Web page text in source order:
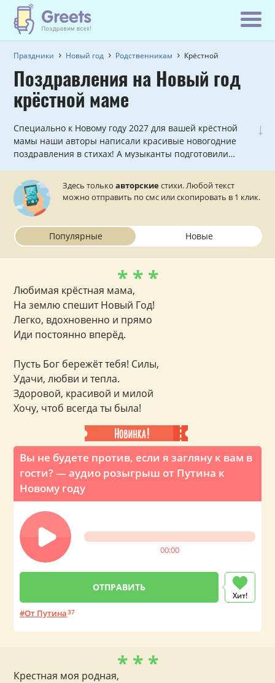
Праздники Новый год Родственникам Крёстной
Поздравления на Новый год
крёстной маме
↓
Специально к Новому году 2027 для вашей крёстной
мамы наши авторы написали красивые новогодние
поздравления в стихах! А музыканты подготовили
можно отправить на телефон.
Здесь толькоавторские стихи. Любой текст
можно отправить по смс или скопировать в 1 клик.
Популярные Новые
Вы не будете против, если я загляну к вам в
гости? — аудио розыгрыш от Путина к
Новому году
00:00
Хит!
От Путина37
* * *
Любимая крёстная мама,
На землю спешит Новый Год!
Легко, вдохновенно и прямо
Иди постоянно вперёд.
Пусть Бог бережёт тебя! Силы,
Удачи, любви и тепла.
Здоровой, красивой и милой
Хочу, чтоб всегда ты была!
* * *
Крестная моя родная,